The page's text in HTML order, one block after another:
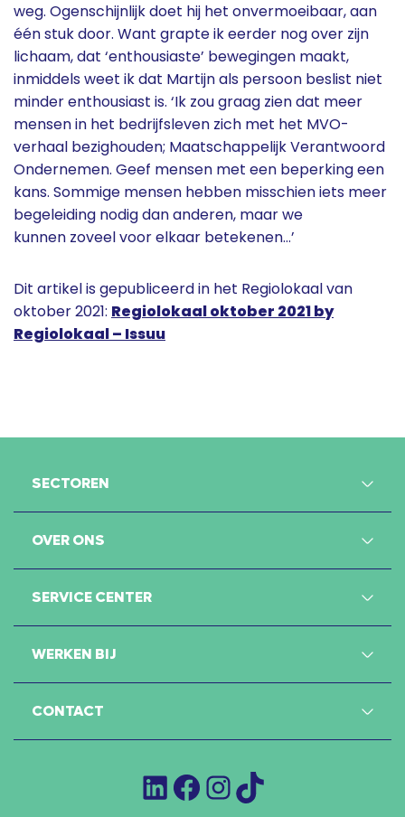
weg. Ogenschijnlijk doet hij het onvermoeibaar, aan
één stuk door. Want grapte ik eerder nog over zijn
lichaam, dat ‘enthousiaste’ bewegingen maakt,
inmiddels weet ik dat Martijn als persoon beslist niet
minder enthousiast is. ‘Ik zou graag zien dat meer
mensen in het bedrijfsleven zich met het MVO-
verhaal bezighouden; Maatschappelijk Verantwoord
Ondernemen. Geef mensen met een beperking een
kans. Sommige mensen hebben misschien iets meer
begeleiding nodig dan anderen, maar we
kunnen zoveel voor elkaar betekenen…’
Dit artikel is gepubliceerd in het Regiolokaal van
oktober 2021: Regiolokaal oktober 2021 by
Regiolokaal – Issuu
SECTOREN
OVER ONS
SERVICE CENTER
WERKEN BIJ
CONTACT
LinkedInFacebook
Instagram
TikTok